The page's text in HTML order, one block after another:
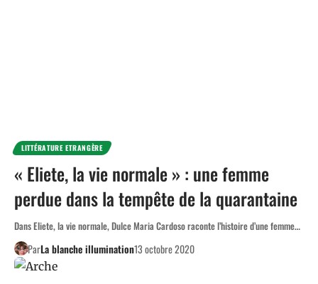
LITTÉRATURE ETRANGÈRE
« Eliete, la vie normale » : une femme
perdue dans la tempête de la quarantaine
Dans Eliete, la vie normale, Dulce Maria Cardoso raconte l’histoire d’une femme…
ParLa blanche illumination13 octobre 2020